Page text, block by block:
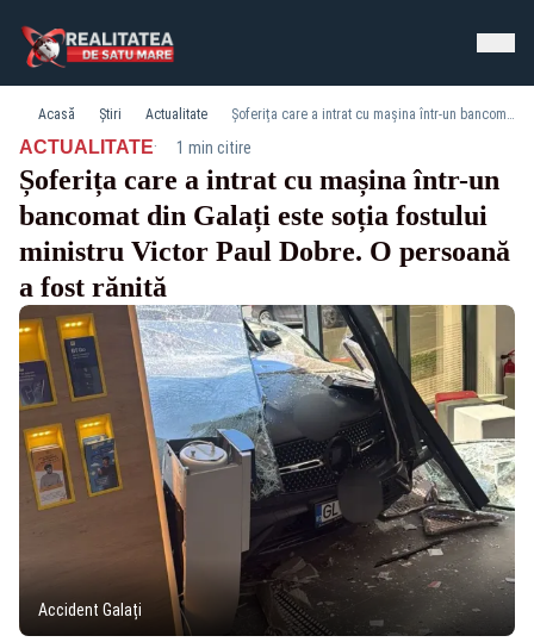
Acasă Știri Actualitate Șoferița care a intrat cu mașina într-un bancomat din Galați este soția fostului ministru Victor Paul Dobre. O persoană a fost rănită
ACTUALITATE· 1 min citire
Șoferița care a intrat cu mașina într-un
bancomat din Galați este soția fostului
ministru Victor Paul Dobre. O persoană
a fost rănită
Accident Galați